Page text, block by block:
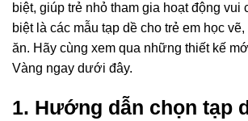
biệt, giúp trẻ nhỏ tham gia hoạt động
biệt là các mẫu tạp dề cho trẻ em học
ăn. Hãy cùng xem qua những thiết kế
Vàng ngay dưới đây.
1. Hướng dẫn chọn tạp